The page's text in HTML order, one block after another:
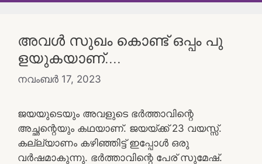
അവൾ സുഖം കൊണ്ട് ഒപ്പം പു
ളയുകയാണ്….
നവംബർ 17, 2023
ജയയുടെയും അവളുടെ ഭർത്താവിന്റെ
അച്ഛന്റെയും കഥയാണ്. ജയയ്ക്ക് 23 വയസ്സ്.
കല്ല്യാണം കഴിഞ്ഞിട്ട് ഇപ്പോൾ ഒരു
വർഷമാകുന്നു. ഭർത്താവിന്റെ പേര് സുമേഷ്.